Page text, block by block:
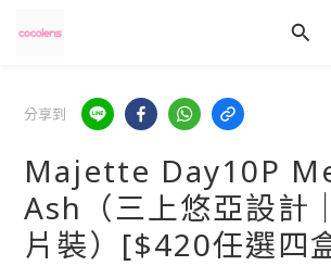
分享到
Majette Day10P
Ash（三上悠亞設計
片裝）[$420任選四